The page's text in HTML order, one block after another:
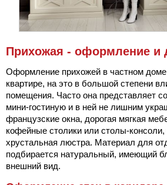
Прихожая - оформление и
Оформление прихожей в частном
квартире, на это в большой степени
помещения. Часто она представляет
мини-гостиную и в ней не лишним
французские окна, дорогая мягкая
кофейные столики или столы-консоли,
хрустальная люстра. Материал для
подбирается натуральный, имеющий
внешний вид.